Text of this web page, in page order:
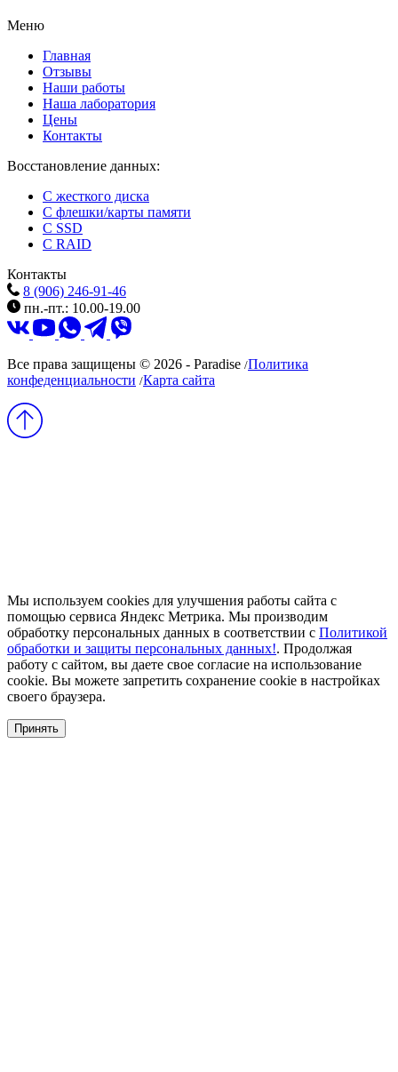
Меню
Главная
Отзывы
Наши работы
Наша лаборатория
Цены
Контакты
Восстановление данных:
C жесткого диска
C флешки/карты памяти
C SSD
C RAID
Контакты
8 (906) 246-91-46
пн.-пт.: 10.00-19.00
Все права защищены © 2026 - Paradise /Политика
конфеденциальности /Карта сайта
Мы используем cookies для улучшения работы сайта с
помощью сервиса Яндекс Метрика. Мы производим
обработку персональных данных в соответствии с Политикой
обработки и защиты персональных данных!. Продолжая
работу с сайтом, вы даете свое согласие на использование
cookie. Вы можете запретить сохранение cookie в настройках
своего браузера.
Принять